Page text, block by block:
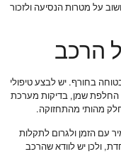
על מטרות הנסיעה ולזכור
הרכב
בחורף. יש לבצע טיפולי
החלפת שמן, בדיקות מערכת
מהותי מהתחזוקה.
עם הזמן ולגרום לתקלות
ולכן יש לוודא שהרכב